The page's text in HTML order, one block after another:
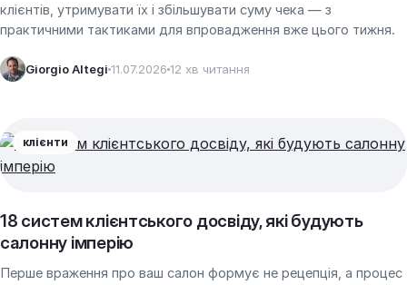
клієнтів, утримувати їх і збільшувати суму чека — з
практичними тактиками для впровадження вже цього тижня.
Giorgio Altegi 11.07.2026 12 хв читання
клієнти
18 систем клієнтського досвіду, які будують
салонну імперію
Перше враження про ваш салон формує не рецепція, а процес